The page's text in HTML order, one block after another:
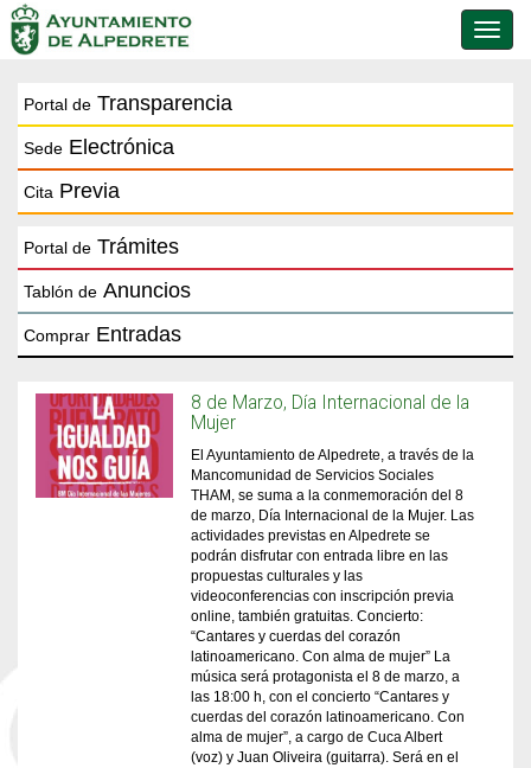
de
Portal de Transparencia
Sede Electrónica
Cita Previa
Portal de Trámites
Tablón de Anuncios
Comprar Entradas
8 de Marzo, Día Internacional de la
Mujer
El Ayuntamiento de Alpedrete, a través de la
Mancomunidad de Servicios Sociales
THAM, se suma a la conmemoración del 8
de marzo, Día Internacional de la Mujer. Las
actividades previstas en Alpedrete se
podrán disfrutar con entrada libre en las
propuestas culturales y las
videoconferencias con inscripción previa
online, también gratuitas. Concierto:
“Cantares y cuerdas del corazón
latinoamericano. Con alma de mujer” La
música será protagonista el 8 de marzo, a
las 18:00 h, con el concierto “Cantares y
cuerdas del corazón latinoamericano. Con
alma de mujer”, a cargo de Cuca Albert
(voz) y Juan Oliveira (guitarra). Será en el